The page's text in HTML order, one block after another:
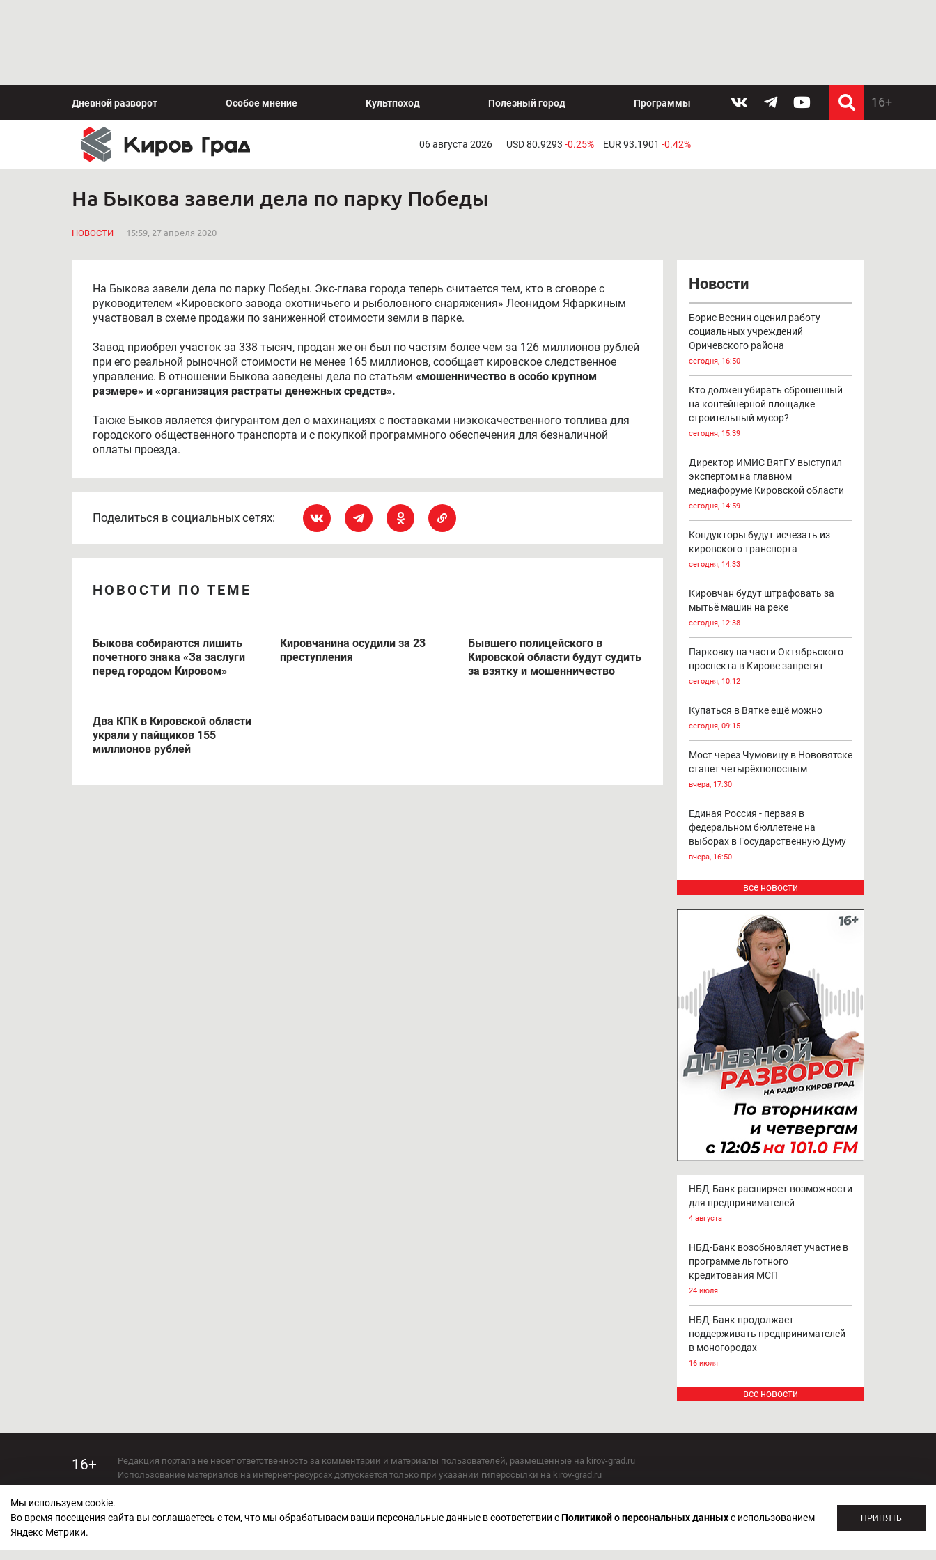
Дневной разворот Особое мнение Культпоход Полезный город Программы
06 августа 2026 USD 80.9293 -0.25% EUR 93.1901 -0.42%
На Быкова завели дела по парку Победы
НОВОСТИ 15:59, 27 апреля 2020
На Быкова завели дела по парку Победы. Экс-глава города теперь считается тем, кто в сговоре с
руководителем «Кировского завода охотничьего и рыболовного снаряжения» Леонидом Яфаркиным
участвовал в схеме продажи по заниженной стоимости земли в парке.
Завод приобрел участок за 338 тысяч, продан же он был по частям более чем за 126 миллионов рублей
при его реальной рыночной стоимости не менее 165 миллионов, сообщает кировское следственное
управление. В отношении Быкова заведены дела по статьям «мошенничество в особо крупном
размере» и «организация растраты денежных средств».
Также Быков является фигурантом дел о махинациях с поставками низкокачественного топлива для
городского общественного транспорта и с покупкой программного обеспечения для безналичной
оплаты проезда.
Поделиться в социальных сетях:
НОВОСТИ ПО ТЕМЕ
Быкова собираются лишить
почетного знака «За заслуги
перед городом Кировом»
Кировчанина осудили за 23
преступления
Бывшего полицейского в
Кировской области будут судить
за взятку и мошенничество
Два КПК в Кировской области
украли у пайщиков 155
миллионов рублей
Новости
Борис Веснин оценил работу
социальных учреждений
Оричевского района
сегодня, 16:50
Кто должен убирать сброшенный
на контейнерной площадке
строительный мусор?
сегодня, 15:39
Директор ИМИС ВятГУ выступил
экспертом на главном
медиафоруме Кировской области
сегодня, 14:59
Кондукторы будут исчезать из
кировского транспорта
сегодня, 14:33
Кировчан будут штрафовать за
мытьё машин на реке
сегодня, 12:38
Парковку на части Октябрьского
проспекта в Кирове запретят
сегодня, 10:12
Купаться в Вятке ещё можно
сегодня, 09:15
Мост через Чумовицу в Нововятске
станет четырёхполосным
вчера, 17:30
Единая Россия - первая в
федеральном бюллетене на
выборах в Государственную Думу
вчера, 16:50
все новости
НБД-Банк расширяет возможности
для предпринимателей
4 августа
НБД-Банк возобновляет участие в
программе льготного
кредитования МСП
24 июля
НБД-Банк продолжает
поддерживать предпринимателей
в моногородах
16 июля
все новости
16+
Редакция портала не несет ответственность за комментарии и материалы пользователей, размещенные на kirov-grad.ru
Использование материалов на интернет-ресурсах допускается только при указании гиперссылки на kirov-grad.ru
Использование любых материалов настоящего СМИ допускается только при указании на ресурс: kirov-grad.ru
СМИ зарегистрировано Федеральной службой по надзору в сфере связи, информационных технологий и массовых коммуникаций 20.07.2018. Регистрационный номер ЭЛ №
Мы используем cookie.
Во время посещения сайта вы соглашаетесь с тем, что мы обрабатываем ваши персональные данные в соответствии сПолитикой о персональных данныхс использованием
Яндекс Метрики.
ПРИНЯТЬ